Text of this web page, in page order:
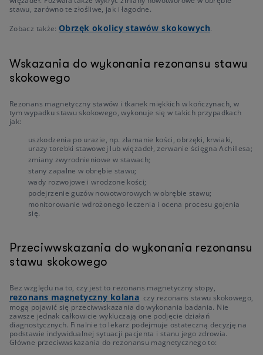
stawu, zarówno te złośliwe, jak i łagodne.
Zobacz także: Obrzęk okolicy stawów skokowych.
Wskazania do wykonania rezonansu stawu
skokowego
Rezonans magnetyczny stawów i tkanek miękkich w kończynach, w
tym wypadku stawu skokowego, wykonuje się w takich przypadkach
jak:
uszkodzenia po urazie, np. złamanie kości, obrzęki, krwiaki,
urazy torebki stawowej lub więzadeł, zerwanie ścięgna Achillesa;
zmiany zwyrodnieniowe w stawach;
stany zapalne w obrębie stawu;
wady rozwojowe i wrodzone kości;
podejrzenie guzów nowotworowych w obrębie stawu;
monitorowanie wdrożonego leczenia i ocena procesu gojenia
się.
Przeciwwskazania do wykonania rezonansu
stawu skokowego
Bez względu na to, czy jest to rezonans magnetyczny stopy,
rezonans magnetyczny kolana czy rezonans stawu skokowego,
mogą pojawić się przeciwwskazania do wykonania badania. Nie
zawsze jednak całkowicie wykluczają one podjęcie działań
diagnostycznych. Finalnie to lekarz podejmuje ostateczną decyzję na
podstawie indywidualnej sytuacji pacjenta i stanu jego zdrowia.
Główne przeciwwskazania do rezonansu magnetycznego to: